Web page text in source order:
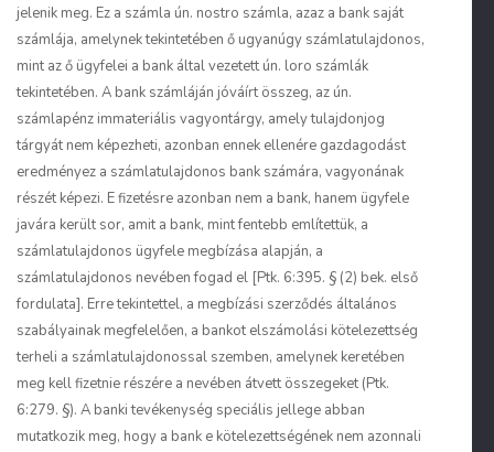
jelenik meg. Ez a számla ún. nostro számla, azaz a bank saját
számlája, amelynek tekintetében ő ugyanúgy számlatulajdonos,
mint az ő ügyfelei a bank által vezetett ún. loro számlák
tekintetében. A bank számláján jóváírt összeg, az ún.
számlapénz immateriális vagyontárgy, amely tulajdonjog
tárgyát nem képezheti, azonban ennek ellenére gazdagodást
eredményez a számlatulajdonos bank számára, vagyonának
részét képezi. E fizetésre azonban nem a bank, hanem ügyfele
javára került sor, amit a bank, mint fentebb említettük, a
számlatulajdonos ügyfele megbízása alapján, a
számlatulajdonos nevében fogad el [Ptk. 6:395. § (2) bek. első
fordulata]. Erre tekintettel, a megbízási szerződés általános
szabályainak megfelelően, a bankot elszámolási kötelezettség
terheli a számlatulajdonossal szemben, amelynek keretében
meg kell fizetnie részére a nevében átvett összegeket (Ptk.
6:279. §). A banki tevékenység speciális jellege abban
mutatkozik meg, hogy a bank e kötelezettségének nem azonnali